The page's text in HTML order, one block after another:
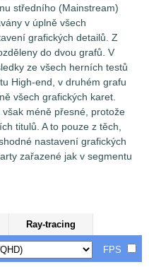
středního (Mainstream)
v úplně všech
grafických detailů. Z
do dvou grafů. V
ze všech herních testů
High-end, v druhém grafu
všech grafických karet.
méně přesné, protože
titulů. A to pouze z těch,
nastavení grafických
zařazené jak v segmentu
Ray-tracing
FPS